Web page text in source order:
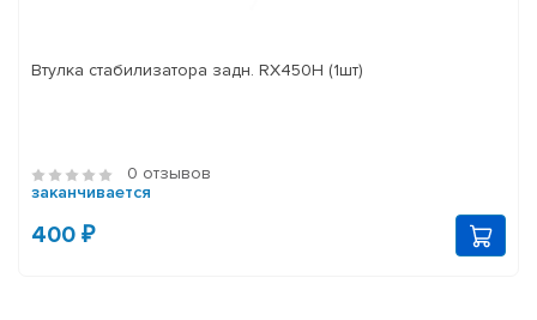
Втулка стабилизатора задн. RX450H (1шт)
0 отзывов
заканчивается
400 ₽